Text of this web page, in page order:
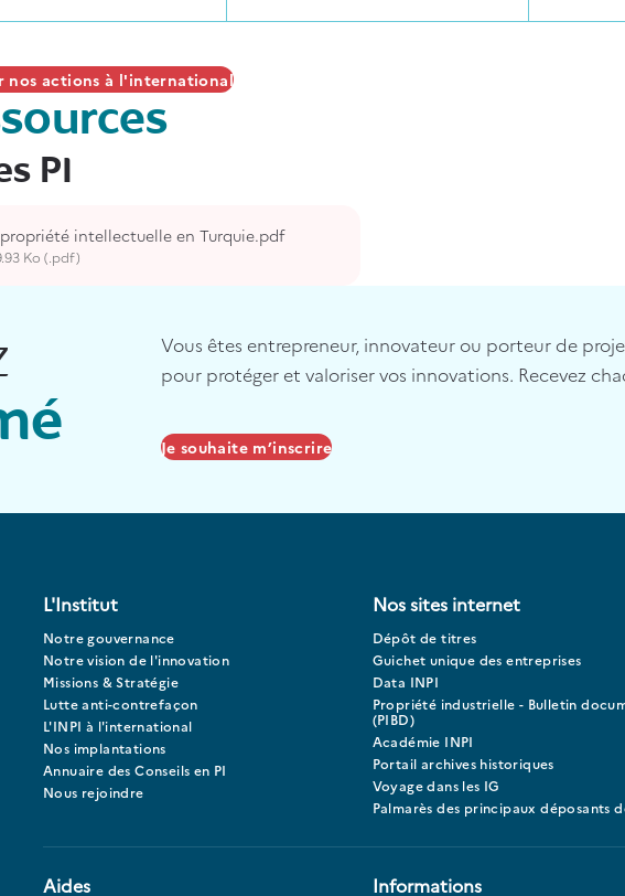
nos actions à l'international
PI
intellectuelle en Turquie.pdf
Ko (.pdf)
Vous êtes entrepreneur, innovateur ou porteur de
pour protéger et valoriser vos innovations. Recevez
Je souhaite m’inscrire
L'Institut
Notre gouvernance
Notre vision de l'innovation
Missions & Stratégie
Lutte anti-contrefaçon
L'INPI à l'international
Nos implantations
Annuaire des Conseils en PI
Nous rejoindre
Nos sites internet
Dépôt de titres
Guichet unique des entreprises
Data INPI
Propriété industrielle - Bulletin
(PIBD)
Académie INPI
Portail archives historiques
Voyage dans les IG
Palmarès des principaux déposants
Aides Informations